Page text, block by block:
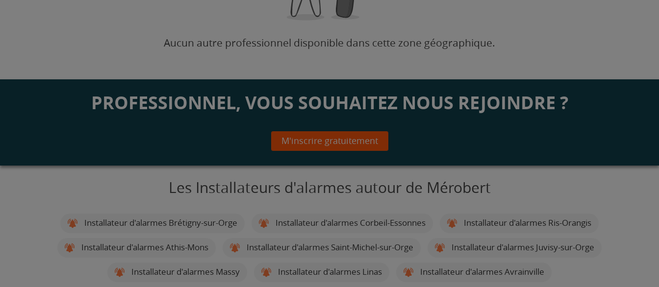
Aucun autre professionnel disponible dans cette zone géographique.
PROFESSIONNEL, VOUS SOUHAITEZ NOUS REJOINDRE ?
M'inscrire gratuitement
Les Installateurs d'alarmes autour de Mérobert
Installateur d'alarmes Brétigny-sur-Orge Installateur d'alarmes Corbeil-Essonnes Installateur d'alarmes Ris-Orangis
Installateur d'alarmes Athis-Mons Installateur d'alarmes Saint-Michel-sur-Orge Installateur d'alarmes Juvisy-sur-Orge
Installateur d'alarmes Massy Installateur d'alarmes Linas Installateur d'alarmes Avrainville